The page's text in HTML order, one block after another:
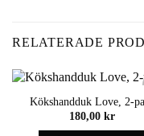
RELATERADE
Kökshandduk Love, 2-
180,00 kr